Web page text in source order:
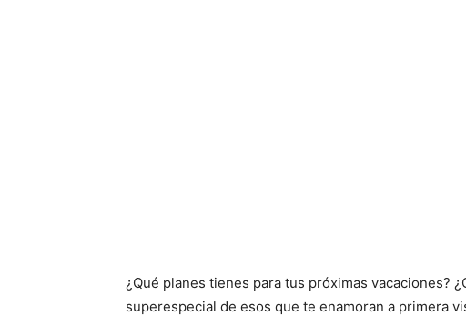
¿Qué planes tienes para tus próximas vacaciones?
superespecial de esos que te enamoran a primera